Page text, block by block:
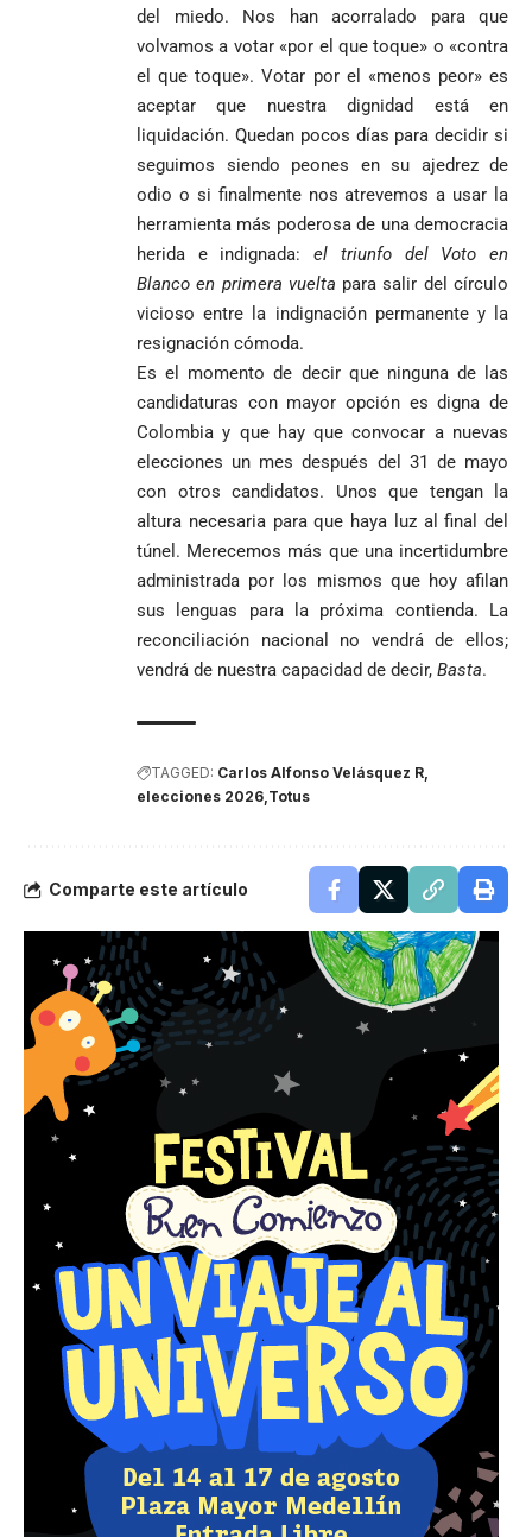
del miedo. Nos han acorralado para que
volvamos a votar «por el que toque» o «contra
el que toque». Votar por el «menos peor» es
aceptar que nuestra dignidad está en
liquidación. Quedan pocos días para decidir si
seguimos siendo peones en su ajedrez de
odio o si finalmente nos atrevemos a usar la
herramienta más poderosa de una democracia
herida e indignada:el triunfo del Voto en
Blanco en primera vuelta para salir del círculo
vicioso entre la indignación permanente y la
resignación cómoda.
Es el momento de decir que ninguna de las
candidaturas con mayor opción es digna de
Colombia y que hay que convocar a nuevas
elecciones un mes después del 31 de mayo
con otros candidatos. Unos que tengan la
altura necesaria para que haya luz al final del
túnel. Merecemos más que una incertidumbre
administrada por los mismos que hoy afilan
sus lenguas para la próxima contienda. La
reconciliación nacional no vendrá de ellos;
vendrá de nuestra capacidad de decir, Basta.
TAGGED: Carlos Alfonso Velásquez R
elecciones 2026 Totus
Comparte este artículo